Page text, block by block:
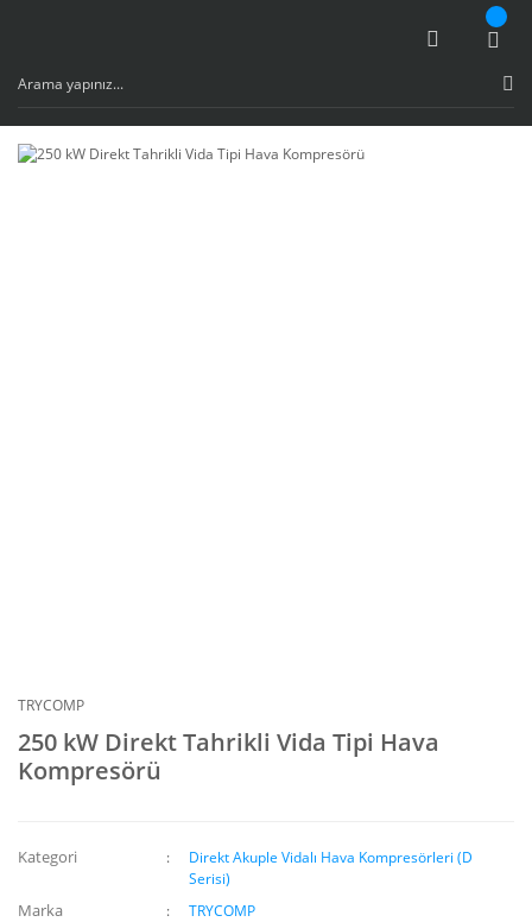
TRYCOMP
250 kW Direkt Tahrikli Vida Tipi Hava
Kompresörü
Kategori
Direkt Akuple Vidalı Hava Kompresörleri (D
Serisi)
Marka TRYCOMP